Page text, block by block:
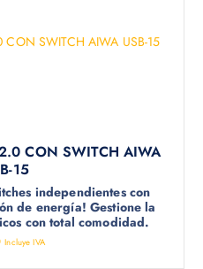
CON SWITCH AIWA
15
independientes con
de energía! Gestione la
con total comodidad.
Incluye IVA